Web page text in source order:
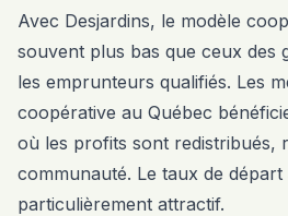
Avec Desjardins, le modèle
souvent plus bas que ceux des
les emprunteurs qualifiés. Les
coopérative au Québec
où les profits sont redistribués,
communauté. Le taux de
particulièrement attractif.